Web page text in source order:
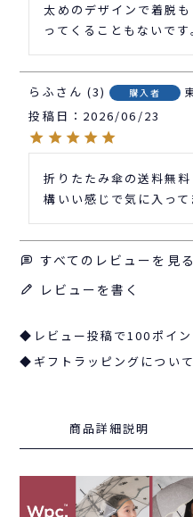
太めのデザインで着脱
ってくることもないです
らふ 3 購入者
投稿日 2026/06/23
折りたたみ傘の送料無
構いい感じで気に入って
すべてのレビューを見る
レビューを書く
◆レビュー投稿で100ポイ
◆ギフトラッピングについ
商品詳細説明